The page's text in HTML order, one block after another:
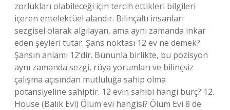
zorlukları olabileceği için tercih ettikleri bilgileri
içeren entelektüel alandır. Bilinçaltı insanları
sezgisel olarak algılayan, ama aynı zamanda inkar
eden şeyleri tutar. Şans noktası 12 ev ne demek?
Şansın anlamı 12’dir. Bununla birlikte, bu pozisyon
aynı zamanda sezgi, rüya yorumları ve bilinçsiz
çalışma açısından mutluluğa sahip olma
potansiyeline sahiptir. 12 evin sahibi hangi burç? 12.
House (Balık Evi) Ölüm evi hangisi? Ölüm Evi 8 de